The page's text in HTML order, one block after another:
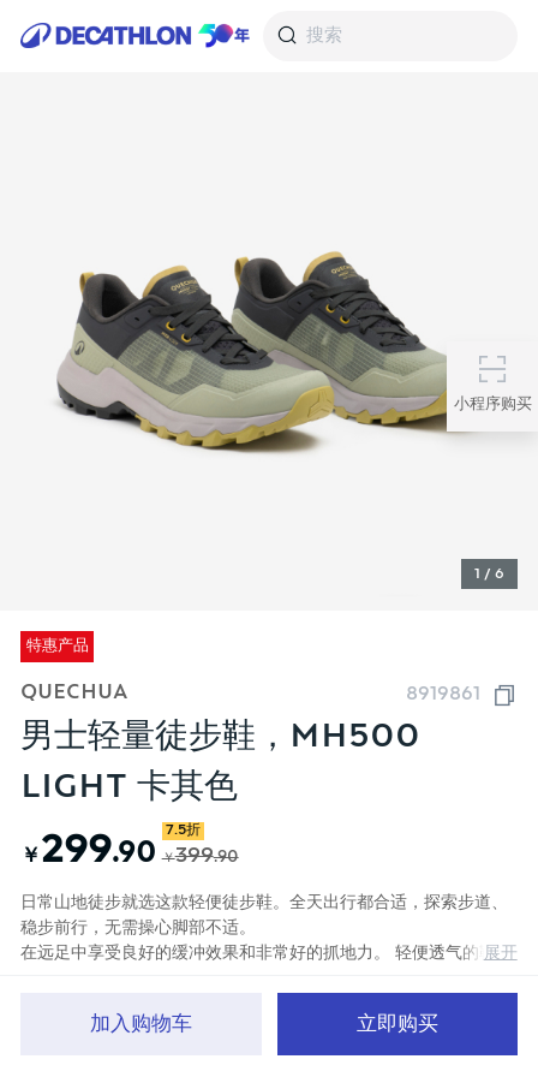
搜索
小程序购买
1 / 6
特惠产品
QUECHUA 8919861
男士轻量徒步鞋，MH500
LIGHT 卡其色
￥ 299.90
7.5折
￥399.90
日常山地徒步就选这款轻便徒步鞋。全天出行都合适，探索步道、
稳步前行，无需操心脚部不适。
在远足中享受良好的缓冲效果和非常好的抓地力。 轻便透气的鞋展开
金绿色/苍穹绿
加入购物车 立即购买